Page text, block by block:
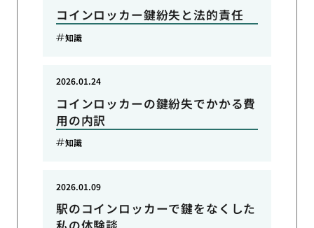
コインロッカー鍵紛失と法的責任
知識
コインロッカーの鍵紛失でかかる費
用の内訳
2026.01.24
知識
駅のコインロッカーで鍵をなくした
2026.01.09